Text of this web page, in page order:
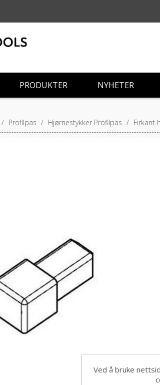
PRODUKTER NYHETER
/ Profilpas / Hjørnestykker Profilpas / Firkant
Ved å bruke